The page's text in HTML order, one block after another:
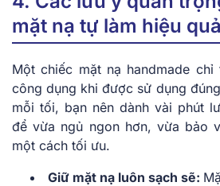
mặt nạ tự làm hiệu quả
Một chiếc mặt nạ handmade
công dụng khi được sử dụng
mỗi tối, bạn nên dành vài phút
để vừa ngủ ngon hơn, vừa bảo
một cách tối ưu.
Giữ mặt nạ luôn sạch sẽ: